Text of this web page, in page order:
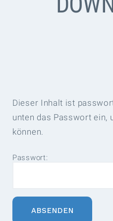
Dieser Inhalt ist
unten das Passwort ein,
können.
Passwort: